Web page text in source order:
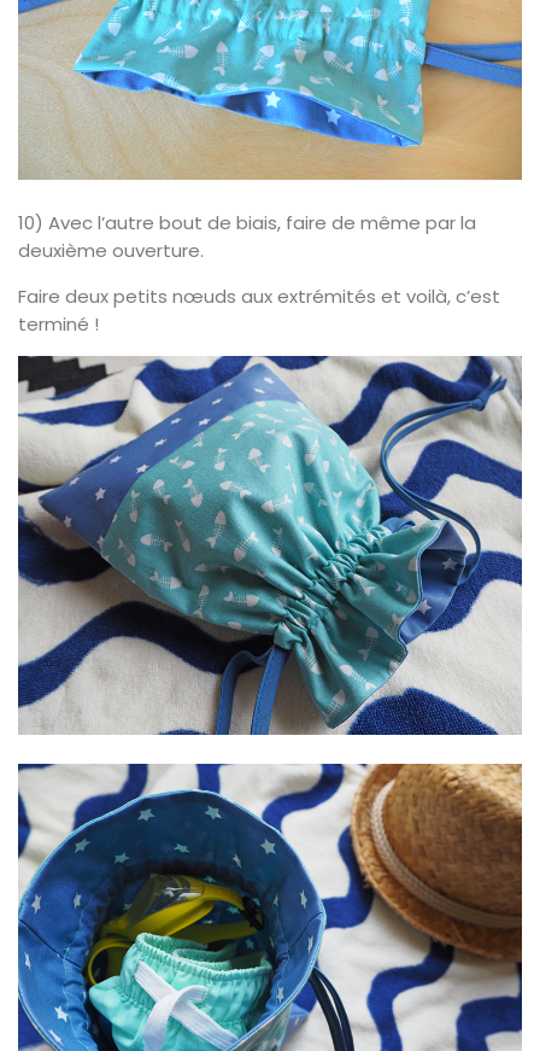
10) Avec l’autre bout de biais, faire de même par la
deuxième ouverture.
Faire deux petits nœuds aux extrémités et voilà, c’est
terminé !